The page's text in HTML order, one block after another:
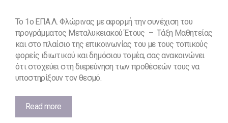
Το 1ο ΕΠΑ.Λ. Φλώρινας με αφορμή την συνέχιση του
προγράμματος Μεταλυκειακού Έτους – Τάξη Μαθητείας
και στο πλαίσιο της επικοινωνίας του με τους τοπικούς
φορείς ιδιωτικού και δημόσιου τομέα, σας ανακοινώνει
ότι στοχεύει στη διερεύνηση των προθέσεών τους να
υποστηρίξουν τον θεσμό.
Read moreΠΡΟΣΚΛΗΣΗ
ΕΚΔΗΛΩΣΗΣ